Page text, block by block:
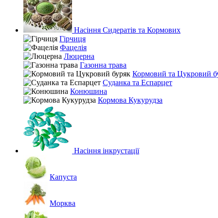
Насіння Сидератів та Кормових
Гірчиця
Фацелія
Люцерна
Газонна трава
Кормовий та Цукровий
Суданка та Еспарцет
Конюшина
Кормова Кукурудза
Насіння інкрустації
Капуста
Морква